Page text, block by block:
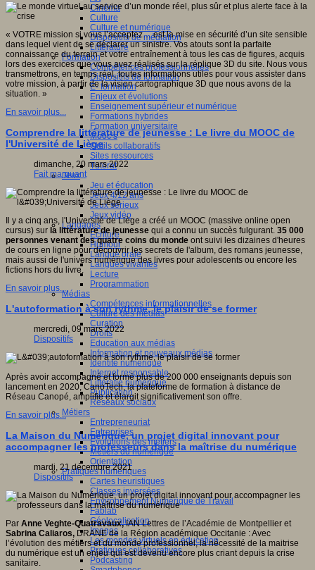
Cinéma
Culture
Culture et numérique
Dispositifs de médiation
Littérature
Formation
Compétences professionnelles
Dispositifs de formation
E- formation
Enjeux et évolutions
Enseignement supérieur et numérique
Formations hybrides
Formation universitaire
Mooc’s
Outils collaboratifs
Sites ressources
Tutorat
Jeux
Jeu et éducation
Jeux 4/12 ans
Jeux sérieux
Jeux vidéo
Langages
Ecriture
Humour
Langue orale
Langues vivantes
Lecture
Programmation
Médias
Compétences informationnelles
Culture des médias
Curation
Droits
Education aux médias
Information et nouveaux médias
Identité numérique
Internet responsable
Littératie numérique
Publication
Réseaux sociaux
Métiers
Entrepreneuriat
Entreprises
Evolutions des métiers
Métiers du numérique
Orientation
Pratiques numériques
Cartes heuristiques
Classes inversées
Environnement Numérique de Travail
Fablab
Géolocalisation
Images
Les mondes virtuels en éducation
Pratiques collaboratives
Podcasting
« VOTRE mission si vous l’acceptez… est la mise en sécurité d’un site sensible
dans lequel vient de se déclarer un sinistre. Vos atouts sont la parfaite
connaissance du terrain et votre entraînement à tous les cas de figures, acquis
lors des exercices que vous avez réalisés sur la réplique 3D du site. Nous vous
transmettrons, en temps réel, toutes informations utiles pour vous assister dans
votre mission, à partir de la vision cartographique 3D que nous avons de la
situation. »
En savoir plus...
Comprendre la littérature de jeunesse : Le livre du MOOC de
l'Université de Liège
dimanche, 20 mars 2022
Fait marquant
Il y a cinq ans, l'Université de Liège a créé un MOOC (massive online open
cursus) sur la littérature de jeunesse qui a connu un succès fulgurant. 35 000
personnes venant des quatre coins du monde ont suivi les dizaines d'heures
de cours en ligne pour découvrir les secrets de l'album, des romans jeunesse,
mais aussi de l'univers numérique des livres pour adolescents ou encore les
fictions hors du livre.
En savoir plus...
L'autoformation à son rythme, le plaisir de se former
mercredi, 09 mars 2022
Dispositifs
Après avoir accompagné et formé plus de 200 000 enseignants depuis son
lancement en 2020, CanoTech, la plateforme de formation à distance de
Réseau Canopé, amplifie et élargit significativement son offre.
En savoir plus...
La Maison du Numérique, un projet digital innovant pour
accompagner les professeurs dans la maîtrise du numérique
mardi, 21 décembre 2021
Dispositifs
Par Anne Veghte-Quatravaux,IAN Lettres de l’Académie de Montpellier et
Sabrina Caliaros, DRANE de la Région académique Occitanie : Avec
l’évolution des métiers et du monde professionnel, la nécessité de la maitrise
du numérique est un enjeu qui est devenu encore plus criant depuis la crise
sanitaire.